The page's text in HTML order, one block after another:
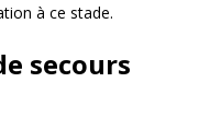
à ce stade.
secours